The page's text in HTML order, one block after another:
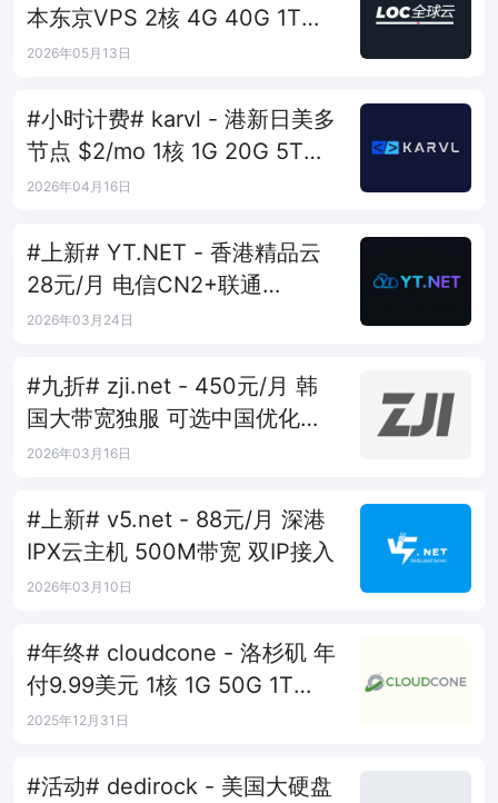
本东京VPS 2核 4G 40G 1T
450Mbps
2026年05月13日
#小时计费# karvl - 港新日美多
节点 $2/mo 1核 1G 20G 5T
1Gbps
2026年04月16日
#上新# YT.NET - 香港精品云
28元/月 电信CN2+联通
AS10099+移动CMI
2026年03月24日
#九折# zji.net - 450元/月 韩
国大带宽独服 可选中国优化和
纯国际线路
2026年03月16日
#上新# v5.net - 88元/月 深港
IPX云主机 500M带宽 双IP接入
2026年03月10日
#年终# cloudcone - 洛杉矶 年
付9.99美元 1核 1G 50G 1T
1Gbps
2025年12月31日
#活动# dedirock - 美国大硬盘